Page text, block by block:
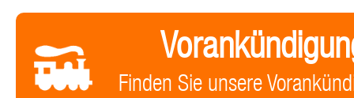
Finden Sie unsere